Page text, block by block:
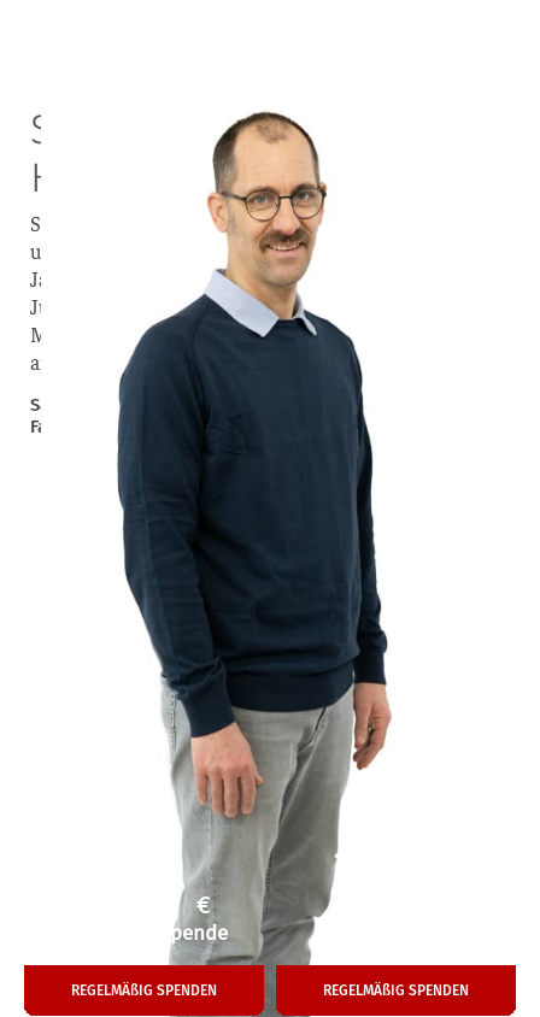
Sambia braucht unsere
Hilfe
Sambia ist ein Land mit großartigen Menschen. Aber
unzureichende Bildung, Missernten durch die
Jahrhundert-Dürre 2024, Arbeitslosigkeit unter
Jugendlichen und die hohe Teuerungsrate machen den
Menschen das Leben schwer. Sie sind auf unsere Hilfe
angewiesen.
Samuel Meier – ehemaliger Missionar in Sambia und
Fachbereichsleiter Recruiting
50 €
Einmalige Spende
REGELMÄßIG SPENDEN
25
REGELMÄßIG SPENDEN